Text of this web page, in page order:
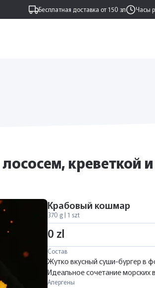
Бесплатная доставка от 150 зл Часы
креветкой
Крабовый кошмар
370 g | 1 szt
0 zl
Состав
Жутко вкусный суши-бургер в
Идеальное сочетание морских
Алергены